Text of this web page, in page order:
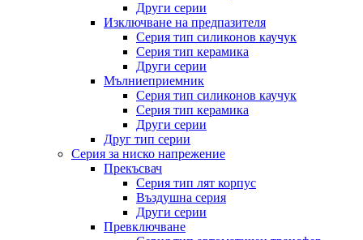
Други серии
Изключване на предпазителя
Серия тип силиконов каучук
Серия тип керамика
Други серии
Мълниеприемник
Серия тип силиконов каучук
Серия тип керамика
Други серии
Друг тип серии
Серия за ниско напрежение
Прекъсвач
Серия тип лят корпус
Въздушна серия
Други серии
Превключване